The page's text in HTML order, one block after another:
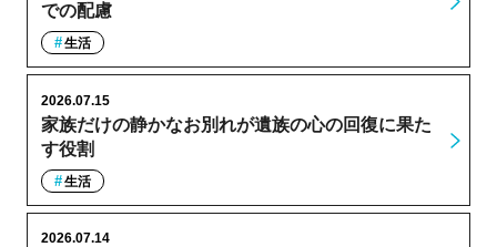
での配慮
生活
家族だけの静かなお別れが遺族の心の回復に果た
す役割
2026.07.15
生活
2026.07.14